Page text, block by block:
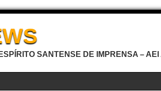
SANTENSE DE IMPRENSA – AEI